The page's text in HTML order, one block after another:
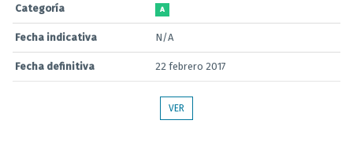
Categoría A
Fecha indicativa N/A
Fecha definitiva 22 febrero 2017
VER